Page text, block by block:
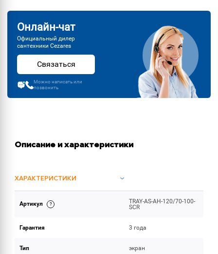
Онлайн-чат
Официальный дилер
сантехники Cezares
Связаться
Можно написать или
позвонить
Описание и характеристики
ХАРАКТЕРИСТИКИ
ОБЪЕМ ПОСТАВКИ
Артикул
TRAY-AS-AH-120/70-100-
SCR
Гарантия 3 года
Тип экран